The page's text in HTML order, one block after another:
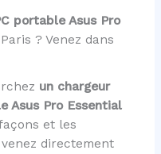
portable Asus Pro
? Venez dans
un chargeur
Asus Pro Essential
et les
directement